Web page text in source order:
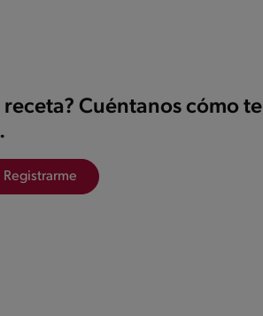
Cuéntanos cómo te
Registrarme